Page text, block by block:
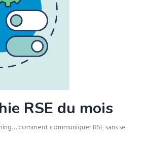
RSE du mois
comment communiquer RSE sans se